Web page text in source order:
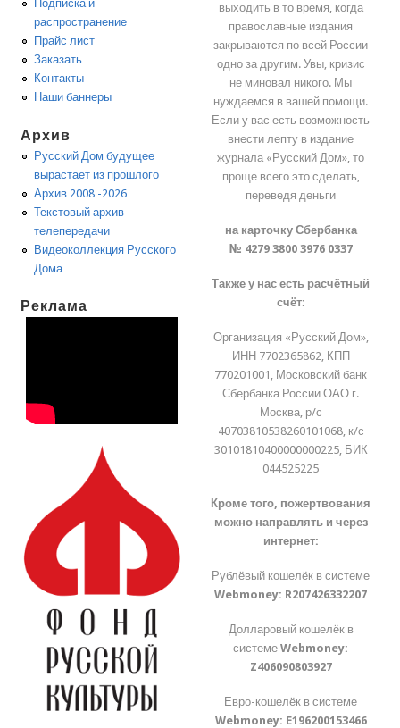
Подписка и
распространение
Прайс лист
Заказать
Контакты
Наши баннеры
Архив
Русский Дом будущее
вырастает из прошлого
Архив 2008 -2026
Текстовый архив
телепередачи
Видеоколлекция Русского
Дома
Реклама
выходить в то время, когда
православные издания
закрываются по всей России
одно за другим. Увы, кризис
не миновал никого. Мы
нуждаемся в вашей помощи.
Если у вас есть возможность
внести лепту в издание
журнала «Русский Дом», то
проще всего это сделать,
переведя деньги
на карточку Сбербанка
№ 4279 3800 3976 0337
Также у нас есть расчётный
счёт:
Организация «Русский Дом»,
ИНН 7702365862, КПП
770201001, Московский банк
Сбербанка России ОАО г.
Москва, р/с
40703810538260101068, к/с
30101810400000000225, БИК
044525225
Кроме того, пожертвования
можно направлять и через
интернет:
Рублёвый кошелёк в системе
Webmoney: R207426332207
Долларовый кошелёк в
системеWebmoney:
Z406090803927
Евро-кошелёк в системе
Webmoney: E196200153466